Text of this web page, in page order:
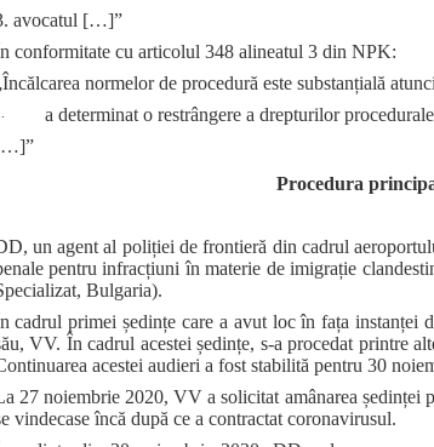
avocatul […]”
conformitate cu articolul 348 alineatul 3 din NPK:
normelor de procedură este substanțială
a determinat o restrângere a drepturilor
Procedura
un agent al poliției de frontieră din cadrul
pentru infracțiuni în materie de imigrație
Bulgaria).
cadrul primei ședințe care a avut loc în fața instanței
VV. În cadrul acestei ședințe, s‑a procedat printre
acestei audieri a fost stabilită pentru 30
27 noiembrie 2020, VV a solicitat amânarea ședinței
vindecase încă după ce a contractat coronavirusul.